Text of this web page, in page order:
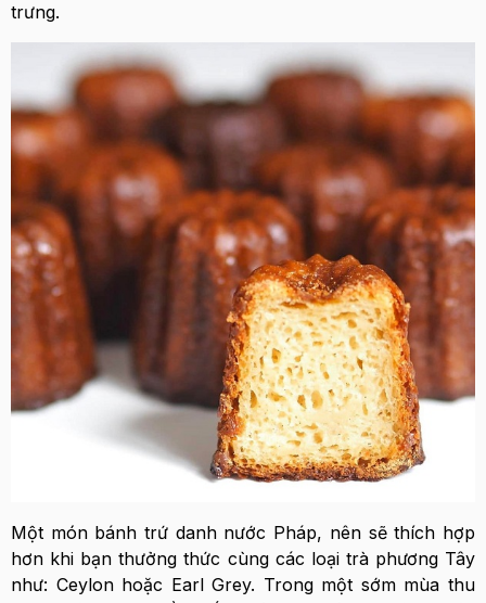
trưng.
Một món bánh trứ danh nước Pháp, nên sẽ thích hợp
hơn khi bạn thưởng thức cùng các loại trà phương Tây
như: Ceylon hoặc Earl Grey. Trong một sớm mùa thu